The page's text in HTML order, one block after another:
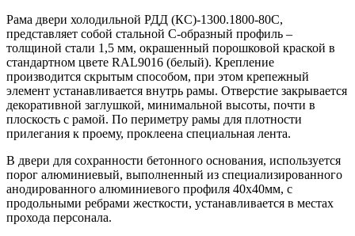
Рама двери холодильной РДД (КС)-1300.1800-80С,
представляет собой стальной С-образный профиль –
толщиной стали 1,5 мм, окрашенный порошковой краской в
стандартном цвете RAL9016 (белый). Крепление
производится скрытым способом, при этом крепежный
элемент устанавливается внутрь рамы. Отверстие закрывается
декоративной заглушкой, минимальной высоты, почти в
плоскость с рамой. По периметру рамы для плотности
прилегания к проему, проклеена специальная лента.
В двери для сохранности бетонного основания, используется
порог алюминиевый, выполненный из специализированного
анодированного алюминиевого профиля 40х40мм, с
продольными ребрами жесткости, устанавливается в местах
прохода персонала.